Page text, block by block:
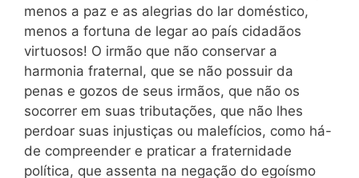
menos a paz e as alegrias do lar doméstico,
menos a fortuna de legar ao país ci­dadãos
virtuosos! O irmão que não conservar a
harmonia frater­nal, que se não possuir da
penas e gozos de seus irmãos, que não os
socorrer em suas tributações, que não lhes
perdoar suas injus­tiças ou malefícios, como há-
de compreender e praticar a frater­nidade
política, que assenta na negação do egoísmo